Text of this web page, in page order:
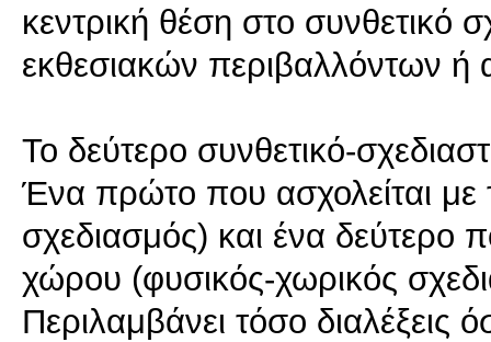
κεντρική θέση στο
εκθεσιακών περιβαλλόντων ή
Το δεύτερο συνθετικό-
Ένα πρώτο που ασχολείται με
σχεδιασμός) και ένα δεύτερο
χώρου (φυσικός-χωρικός
Περιλαμβάνει τόσο διαλέξεις